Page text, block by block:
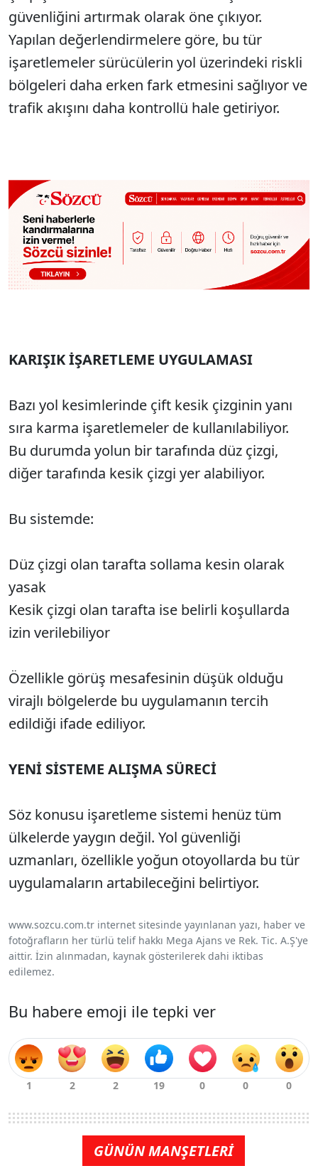
güvenliğini artırmak olarak öne çıkıyor.
Yapılan değerlendirmelere göre, bu tür
işaretlemeler sürücülerin yol üzerindeki riskli
bölgeleri daha erken fark etmesini sağlıyor ve
trafik akışını daha kontrollü hale getiriyor.
KARIŞIK İŞARETLEME UYGULAMASI
Bazı yol kesimlerinde çift kesik çizginin yanı
sıra karma işaretlemeler de kullanılabiliyor.
Bu durumda yolun bir tarafında düz çizgi,
diğer tarafında kesik çizgi yer alabiliyor.
Bu sistemde:
Düz çizgi olan tarafta sollama kesin olarak
yasak
Kesik çizgi olan tarafta ise belirli koşullarda
izin verilebiliyor
Özellikle görüş mesafesinin düşük olduğu
virajlı bölgelerde bu uygulamanın tercih
edildiği ifade ediliyor.
YENİ SİSTEME ALIŞMA SÜRECİ
Söz konusu işaretleme sistemi henüz tüm
ülkelerde yaygın değil. Yol güvenliği
uzmanları, özellikle yoğun otoyollarda bu tür
uygulamaların artabileceğini belirtiyor.
www.sozcu.com.tr internet sitesinde yayınlanan yazı, haber ve
fotoğrafların her türlü telif hakkı Mega Ajans ve Rek. Tic. A.Ş'ye
aittir. İzin alınmadan, kaynak gösterilerek dahi iktibas
edilemez.
Bu habere emoji ile tepki ver
GÜNÜN MANŞETLERİ